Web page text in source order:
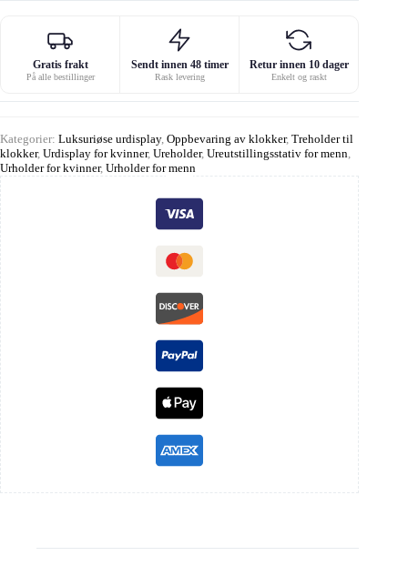
Gratis frakt
På alle bestillinger
Sendt innen 48 timer
Rask levering
Retur innen 10 dager
Enkelt og raskt
Kategorier: Luksuriøse urdisplay, Oppbevaring av klokker, Treholder til
klokker, Urdisplay for kvinner, Ureholder, Ureutstillingsstativ for menn
Urholder for kvinner, Urholder for menn